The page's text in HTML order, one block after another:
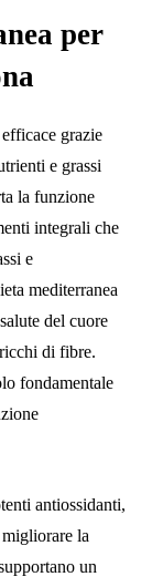
per
grazie
e grassi
la funzione
integrali che
e
mediterranea
del cuore
di fibre.
fondamentale
antiossidanti,
la
un